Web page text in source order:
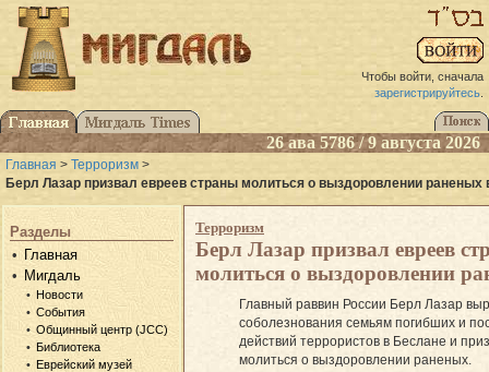
Чтобы войти, сначала
зарегистрируйтесь.
26 ава 5786 / 9 августа 2026
Главная > Терроризм >
Берл Лазар призвал евреев страны молиться о выздоровлении раненых
Разделы
Главная
Мигдаль
Новости
События
Общинный центр (JCC)
Библиотека
Еврейский музей
Терроризм
Берл Лазар призвал евреев
молиться о выздоровлении
Главный раввин России Берл Лазар
соболезнования семьям погибших и
действий террористов в Беслане и
молиться о выздоровлении раненых.